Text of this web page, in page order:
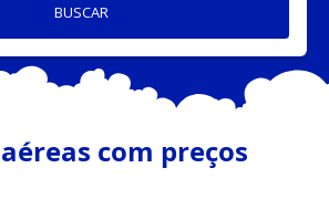
BUSCAR
com preços